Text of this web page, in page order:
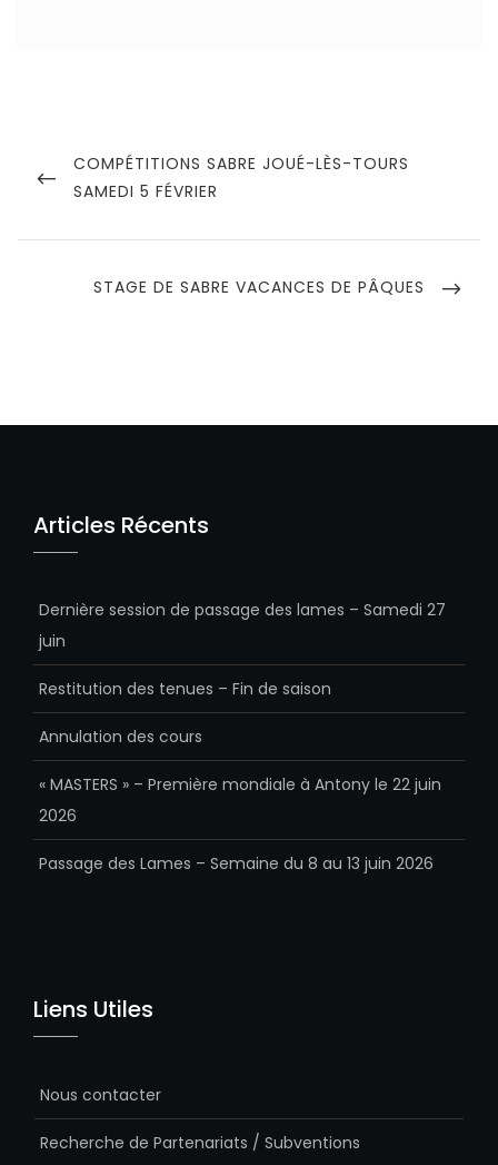
de
l’article
PREVIOUS
POST
COMPÉTITIONS SABRE JOUÉ-LÈS-TOURS
SAMEDI 5 FÉVRIER
NEXT
STAGE DE SABRE VACANCES DE PÂQUES
Articles Récents
Dernière session de passage des lames – Samedi 27
juin
Restitution des tenues – Fin de saison
Annulation des cours
« MASTERS » – Première mondiale à Antony le 22 juin
2026
Passage des Lames – Semaine du 8 au 13 juin 2026
Liens Utiles
Nous contacter
Recherche de Partenariats / Subventions